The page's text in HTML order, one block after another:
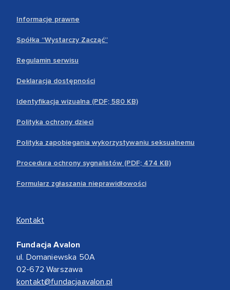
Informacje prawne
Spółka “Wystarczy Zacząć”
Regulamin serwisu
Deklaracja dostępności
Identyfikacja wizualna (PDF; 580 KB)
Polityka ochrony dzieci
Polityka zapobiegania wykorzystywaniu seksualnemu
Procedura ochrony sygnalistów (PDF; 474 KB)
Formularz zgłaszania nieprawidłowości
Kontakt
Fundacja Avalon
ul. Domaniewska 50A
02-672 Warszawa
kontakt@fundacjaavalon.pl